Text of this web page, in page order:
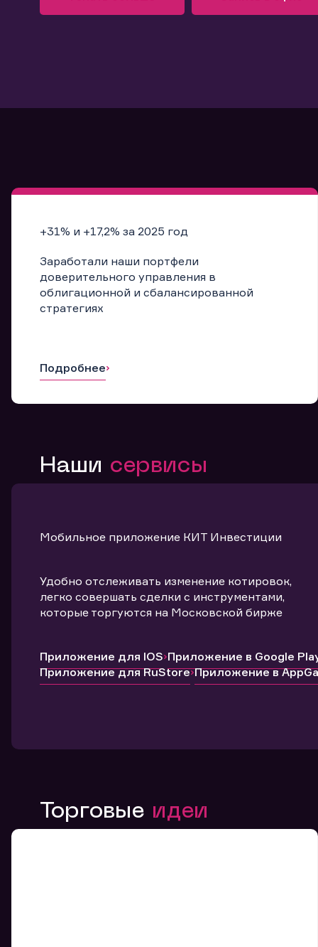
+31% и +17,2% за 2025 год
Заработали наши портфели
доверительного управления в
облигационной и сбалансированной
стратегиях
Подробнее
Наши сервисы
Мобильное приложение КИТ Инвестиции
Удобно отслеживать изменение котировок,
легко совершать сделки с инструментами,
которые торгуются на Московской бирже
Приложение для IOS Приложение в Google
Приложение для RuStore Приложение в
Торговые идеи